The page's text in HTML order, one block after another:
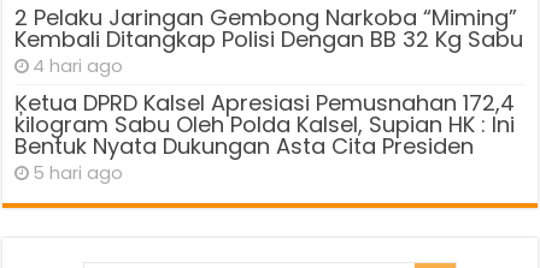
2 Pelaku Jaringan Gembong Narkoba “Miming”
Kembali Ditangkap Polisi Dengan BB 32 Kg Sabu
4 hari ago
Ķetua DPRD Kalsel Apresiasi Pemusnahan 172,4
kilogram Sabu Oleh Polda Kalsel, Supian HK : Ini
Bentuk Nyata Dukungan Asta Cita Presiden
5 hari ago